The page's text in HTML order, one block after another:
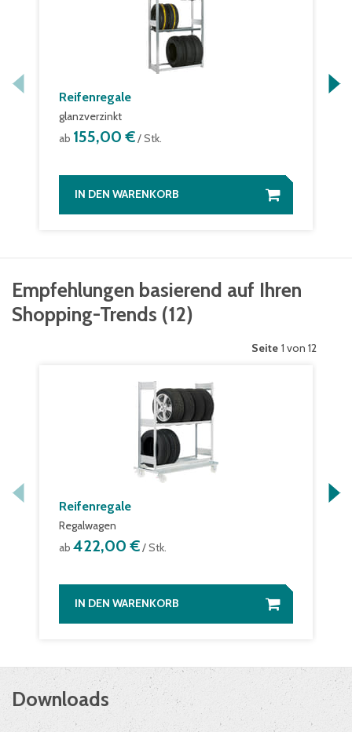
Reifenregale
glanzverzinkt
ab 155,00 €/ Stk.
IN DEN WARENKORB
Empfehlungen basierend auf Ihren
Shopping-Trends (12)
Seite 1 von 12
Reifenregale
Regalwagen
ab 422,00 €/ Stk.
IN DEN WARENKORB
Downloads